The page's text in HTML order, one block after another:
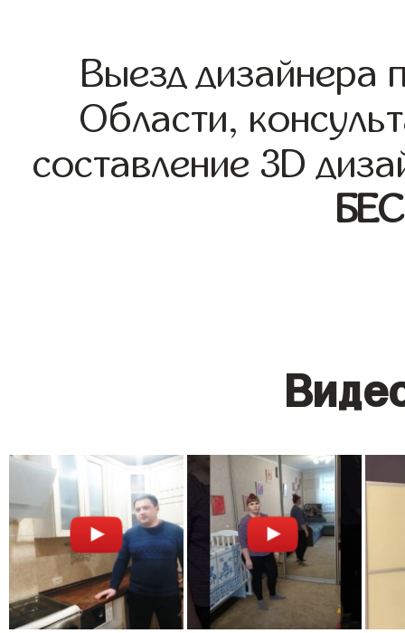
Выезд дизайнера
Области,
составление 3D